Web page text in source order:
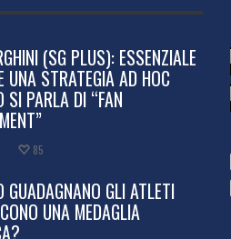
(SG PLUS): ESSENZIALE
UNA STRATEGIA AD HOC
SI PARLA DI “FAN
85
GUADAGNANO GLI ATLETI
UNA MEDAGLIA